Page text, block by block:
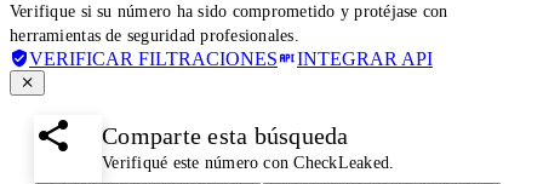
Verifique si su número ha sido comprometido y protéjase con
herramientas de seguridad profesionales.
VERIFICAR FILTRACIONES INTEGRAR API
Comparte esta búsqueda
Verifiqué este número con CheckLeaked.